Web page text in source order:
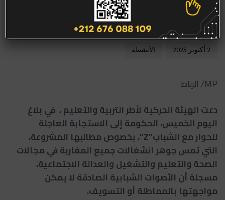
الاستقرار
2 أكتوبر 2025 الأنشطة
MP/ الرباط
دعت الهيئة الحركية لأطر التربية والتعليم ، في بلاغ
اليوم الخميس، الحكومة إلى الاستجابة العاجلة
للحوار مع الشباب”Z”، بخصوص مطالبها المشروعة،
التي تمس جوهر انشغالات جميع المغاربة في مجالات
الصحة والتعليم والتشغيل والعدالة الاجتماعية،
مسجلة أن الأصوات الشبابية الصادقة لا يمكن
مواجهتها بالمماطلة أو التسويف.